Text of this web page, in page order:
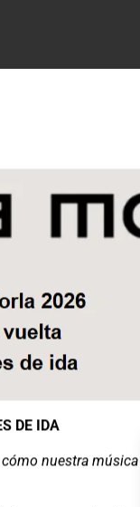
DE IDA
nuestra música